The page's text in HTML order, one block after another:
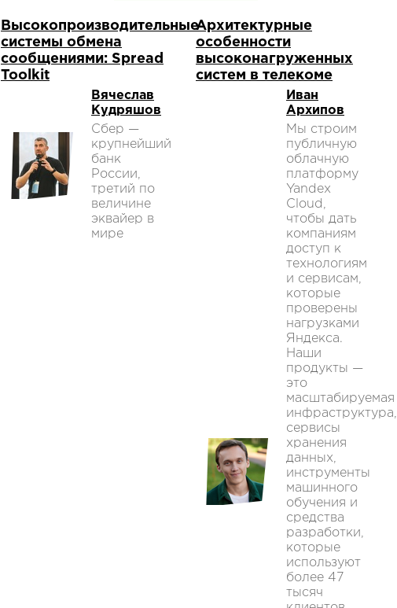
Высокопроизводительные
системы обмена
сообщениями: Spread
Toolkit
Вячеслав
Кудряшов
Сбер —
крупнейший
банк
России,
третий по
величине
эквайер в
мире
Архитектурные
особенности
высоконагруженных
систем в телекоме
Иван
Архипов
Мы строим
публичную
облачную
платформу
Yandex
Cloud,
чтобы дать
компаниям
доступ к
технологиям
и сервисам,
которые
проверены
нагрузками
Яндекса.
Наши
продукты —
это
масштабируемая
инфраструктура,
сервисы
хранения
данных,
инструменты
машинного
обучения и
средства
разработки,
которые
используют
более 47
тысяч